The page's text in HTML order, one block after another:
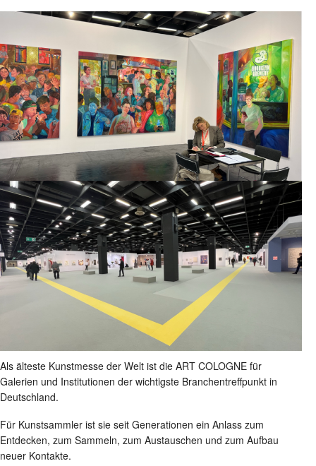
Als älteste Kunstmesse der Welt ist die ART COLOGNE für
Galerien und Institutionen der wichtigste Branchentreffpunkt in
Deutschland.
Für Kunstsammler ist sie seit Generationen ein Anlass zum
Entdecken, zum Sammeln, zum Austauschen und zum Aufbau
neuer Kontakte.